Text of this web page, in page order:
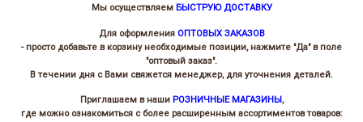
Мы осуществляем БЫСТРУЮ ДОСТАВКУ
Для оформления ОПТОВЫХ ЗАКАЗОВ
- просто добавьте в корзину необходимые позиции, нажмите "Да" в поле
"оптовый заказ".
В течении дня с Вами свяжется менеджер, для уточнения деталей.
Приглашаем в наши РОЗНИЧНЫЕ МАГАЗИНЫ ,
где можно ознакомиться с более расширенным ассортиментов товаров: